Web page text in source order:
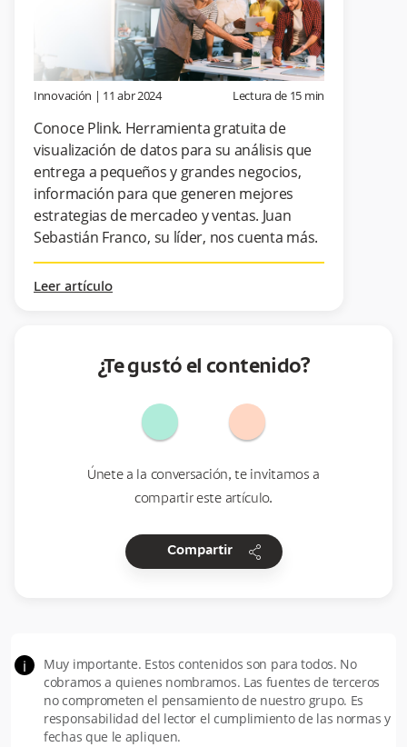
Innovación | 11 abr 2024 Lectura de 15 min
Conoce Plink. Herramienta gratuita de
visualización de datos para su análisis que
entrega a pequeños y grandes negocios,
información para que generen mejores
estrategias de mercadeo y ventas. Juan
Sebastián Franco, su líder, nos cuenta más.
Leer artículo
¿Te gustó el contenido?
Únete a la conversación, te invitamos a
compartir este artículo.
Compartir share
i
Muy importante. Estos contenidos son para todos. No
cobramos a quienes nombramos. Las fuentes de terceros
no comprometen el pensamiento de nuestro grupo. Es
responsabilidad del lector el cumplimiento de las normas y
fechas que le apliquen.